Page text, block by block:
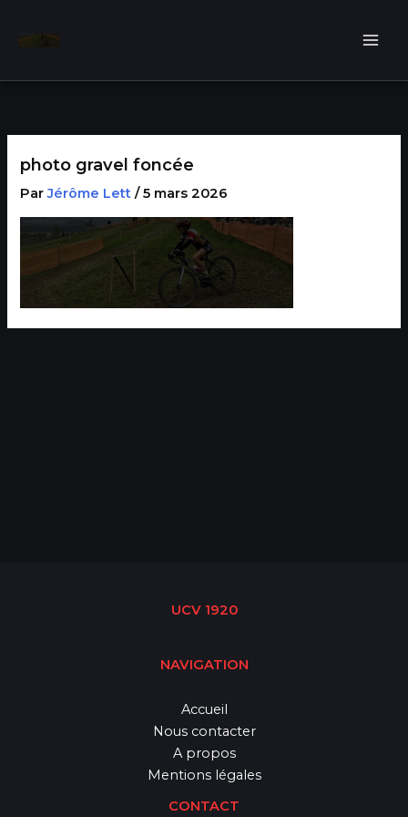
photo gravel foncée
ParJérôme Lett/5 mars 2026
UCV 1920
NAVIGATION
Accueil
Nous contacter
A propos
Mentions légales
CONTACT